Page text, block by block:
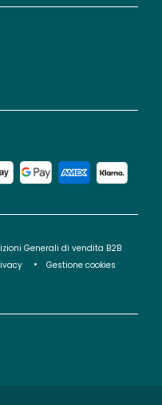
Generali di vendita B2B
Gestione cookies